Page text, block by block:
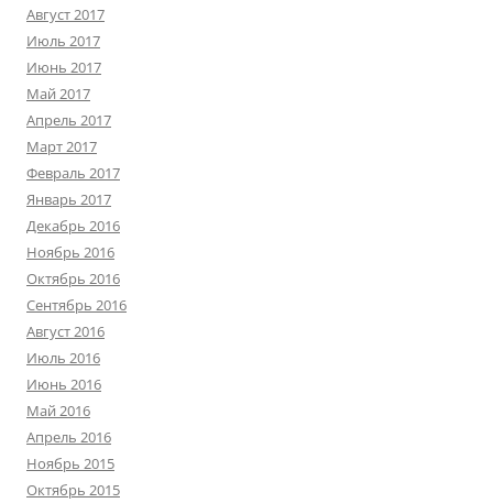
Август 2017
Июль 2017
Июнь 2017
Май 2017
Апрель 2017
Март 2017
Февраль 2017
Январь 2017
Декабрь 2016
Ноябрь 2016
Октябрь 2016
Сентябрь 2016
Август 2016
Июль 2016
Июнь 2016
Май 2016
Апрель 2016
Ноябрь 2015
Октябрь 2015